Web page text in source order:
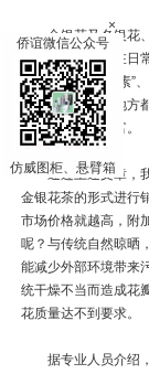
金银花又名银花、
保健品等领域。在日
而具有“中药抗生素”
济的提出，不少地方
引领农民脱贫致富。
通过上述文章，我
金银花茶的形式进行
市场价格就越高，附
呢？与传统自然晾晒
能减少外部环境带来
统干燥不当而造成花
花质量达不到要求。
据专业人员介绍，
×
侨谊微信公众号
仿威图柜、悬臂箱